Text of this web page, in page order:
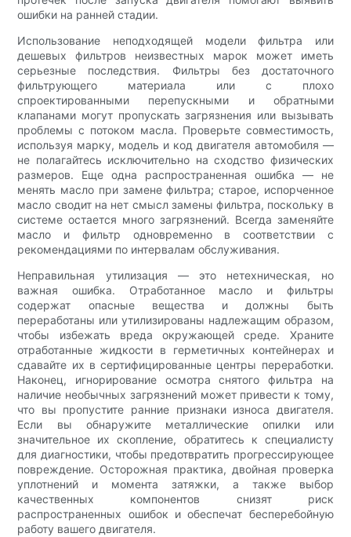
ошибки на ранней стадии.
Использование неподходящей модели фильтра или
дешевых фильтров неизвестных марок может иметь
серьезные последствия. Фильтры без достаточного
фильтрующего материала или с плохо
спроектированными перепускными и обратными
клапанами могут пропускать загрязнения или вызывать
проблемы с потоком масла. Проверьте совместимость,
используя марку, модель и код двигателя автомобиля —
не полагайтесь исключительно на сходство физических
размеров. Еще одна распространенная ошибка — не
менять масло при замене фильтра; старое, испорченное
масло сводит на нет смысл замены фильтра, поскольку в
системе остается много загрязнений. Всегда заменяйте
масло и фильтр одновременно в соответствии с
рекомендациями по интервалам обслуживания.
Неправильная утилизация — это нетехническая, но
важная ошибка. Отработанное масло и фильтры
содержат опасные вещества и должны быть
переработаны или утилизированы надлежащим образом,
чтобы избежать вреда окружающей среде. Храните
отработанные жидкости в герметичных контейнерах и
сдавайте их в сертифицированные центры переработки.
Наконец, игнорирование осмотра снятого фильтра на
наличие необычных загрязнений может привести к тому,
что вы пропустите ранние признаки износа двигателя.
Если вы обнаружите металлические опилки или
значительное их скопление, обратитесь к специалисту
для диагностики, чтобы предотвратить прогрессирующее
повреждение. Осторожная практика, двойная проверка
уплотнений и момента затяжки, а также выбор
качественных компонентов снизят риск
распространенных ошибок и обеспечат бесперебойную
работу вашего двигателя.